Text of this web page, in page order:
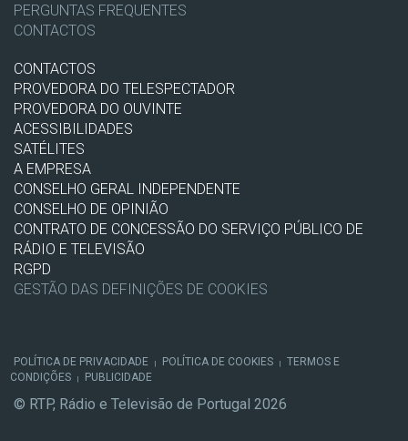
PERGUNTAS FREQUENTES
CONTACTOS
CONTACTOS
PROVEDORA DO TELESPECTADOR
PROVEDORA DO OUVINTE
ACESSIBILIDADES
SATÉLITES
A EMPRESA
CONSELHO GERAL INDEPENDENTE
CONSELHO DE OPINIÃO
CONTRATO DE CONCESSÃO DO SERVIÇO PÚBLICO DE
RÁDIO E TELEVISÃO
RGPD
GESTÃO DAS DEFINIÇÕES DE COOKIES
POLÍTICA DE PRIVACIDADE | POLÍTICA DE COOKIES |
TERMOS E
CONDIÇÕES
| PUBLICIDADE
© RTP, Rádio e Televisão de Portugal 2026